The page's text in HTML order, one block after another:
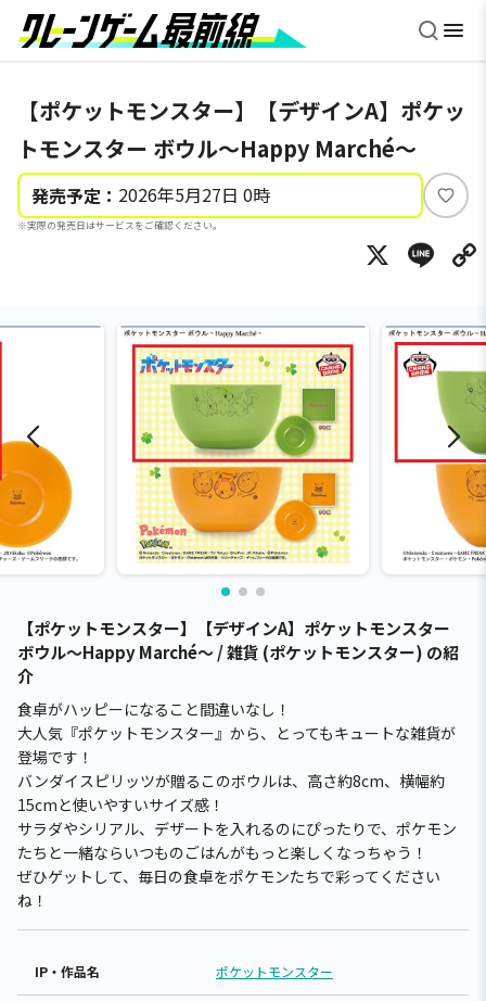
【ポケットモンスター】【デザインA】ポケッ
トモンスター ボウル～Happy Marché～
発売予定： 2026年5月27日 0時
※実際の発売日はサービスをご確認ください。
い
ね
X
【ポケットモンスター】【デザインA】ポケットモンスター
ボウル～Happy Marché～ / 雑貨 (ポケットモンスター) の紹
介
食卓がハッピーになること間違いなし！
大人気『ポケットモンスター』から、とってもキュートな雑貨が
登場です！
バンダイスピリッツが贈るこのボウルは、高さ約8cm、横幅約
15cmと使いやすいサイズ感！
サラダやシリアル、デザートを入れるのにぴったりで、ポケモン
たちと一緒ならいつものごはんがもっと楽しくなっちゃう！
ぜひゲットして、毎日の食卓をポケモンたちで彩ってください
ね！
IP・作品名 ポケットモンスター